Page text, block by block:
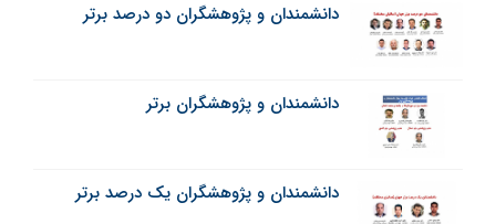
دانشمندان و پژوهشگران دو درصد برتر
دانشمندان و پژوهشگران برتر
دانشمندان و پژوهشگران یک درصد برتر